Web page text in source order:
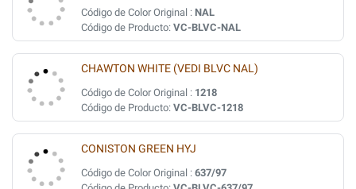
Código de Color Original : NAL
Código de Producto: VC-BLVC-NAL
CHAWTON WHITE (VEDI BLVC NAL)
Código de Color Original : 1218
Código de Producto: VC-BLVC-1218
CONISTON GREEN HYJ
Código de Color Original : 637/97